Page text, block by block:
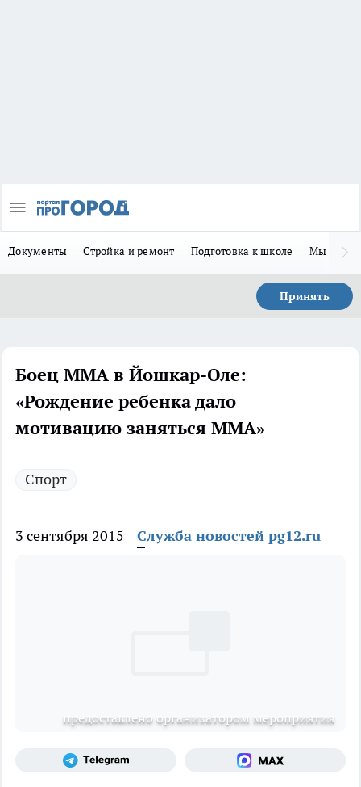
Документы Стройка и ремонт Подготовка к школе Мы в MAX
Принять
Боец ММА в Йошкар-Оле:
«Рождение ребенка дало
мотивацию заняться MMA»
Спорт
3 сентября 2015 Служба новостей pg12.ru
предоставлено организатором мероприятия